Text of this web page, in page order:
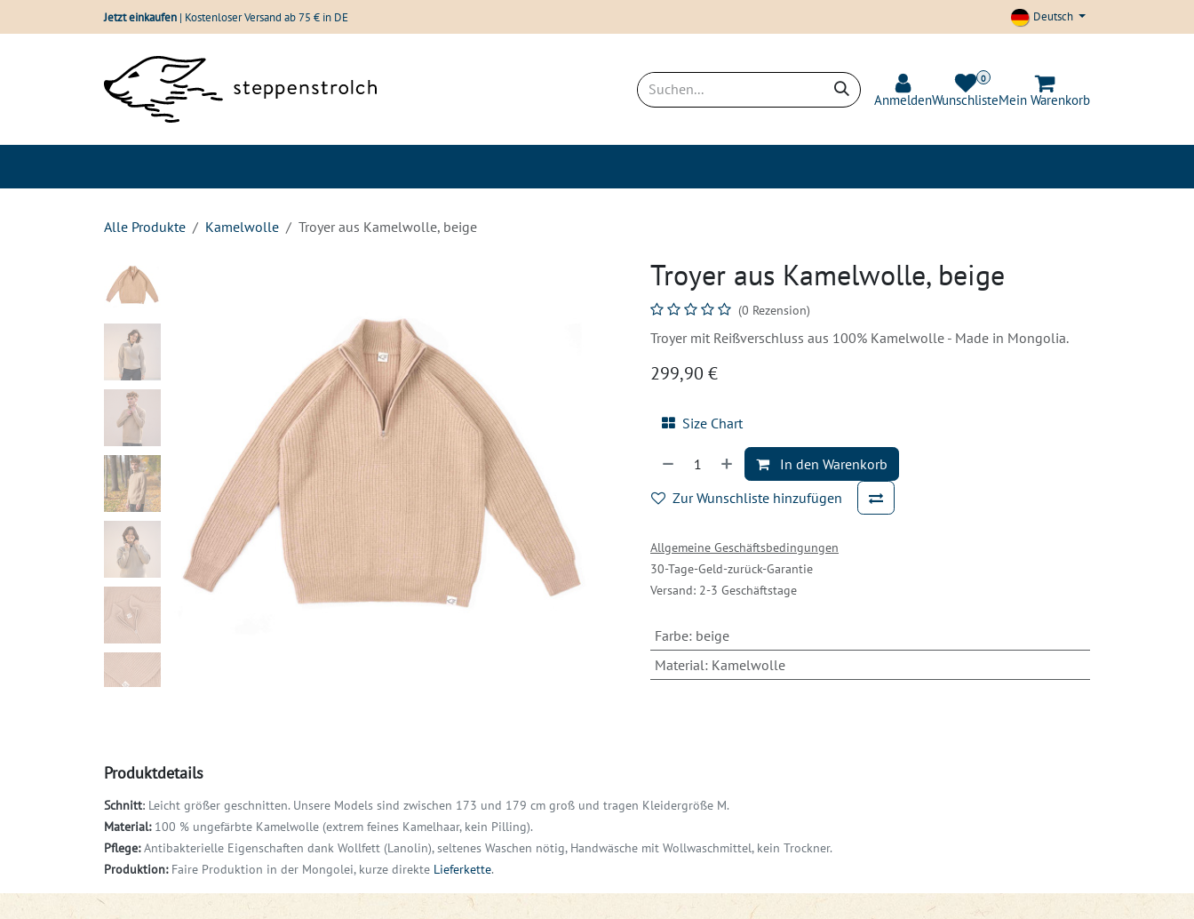
Zum Inhalt springenJetzt einkaufen | Kostenloser Versand ab 75 € in DE Deutsch
Anmelden
0
WunschlisteMein Warenkorb
Alle Produkte Kamelwolle Troyer aus Kamelwolle, beige
Troyer aus Kamelwolle, beige
(0 Rezension)
Troyer mit Reißverschluss aus 100% Kamelwolle - Made in Mongolia.
299,90 €
Size Chart
In den Warenkorb
Zur Wunschliste hinzufügen
Allgemeine Geschäftsbedingungen
30-Tage-Geld-zurück-Garantie
Versand: 2-3 Geschäftstage
Farbe: beige
Material: Kamelwolle
Produktdetails
Schnitt: Leicht größer geschnitten. Unsere Models sind zwischen 173 und 179 cm groß und tragen Kleidergröße M.
Material:100 % ungefärbte Kamelwolle (extrem feines Kamelhaar, kein Pilling).
Pflege:Antibakterielle Eigenschaften dank Wollfett (Lanolin),seltenes Waschen nötig, Handwäsche mit Wollwaschmittel, kein Trockner.
Produktion:Faire Produktion in der Mongolei, kurze direkte Lieferkette.